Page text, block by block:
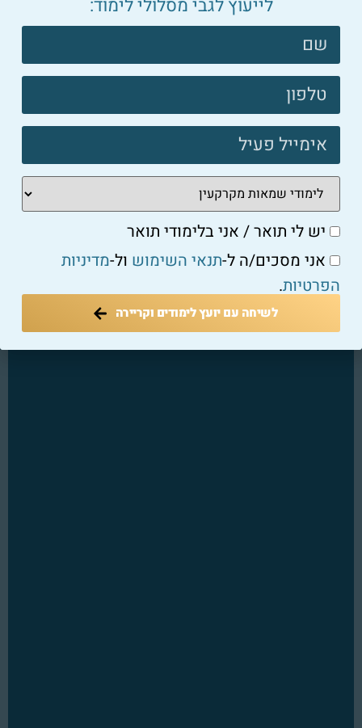
09/09/2019
עדכונים
לייעוץ לגבי מסלולי לימוד:
צרו
קשר
פוטר
יש לי תואר / אני בלימודי תואר
אני מסכים/ה ל-תנאי השימוש ול-מדיניות
הפרטיות.
לשיחה עם יועץ לימודים וקריירה